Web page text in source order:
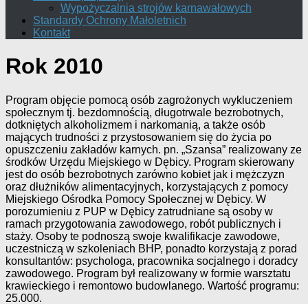
Wypożyczalnia strojów karnawałowych
Standardy Ochrony Małoletnich
Kontakt
Rok 2010
Program objęcie pomocą osób zagrożonych wykluczeniem
społecznym tj. bezdomnością, długotrwale bezrobotnych,
dotkniętych alkoholizmem i narkomanią, a także osób
mających trudności z przystosowaniem się do życia po
opuszczeniu zakładów karnych. pn. „Szansa” realizowany ze
środków Urzędu Miejskiego w Dębicy. Program skierowany
jest do osób bezrobotnych zarówno kobiet jak i mężczyzn
oraz dłużników alimentacyjnych, korzystających z pomocy
Miejskiego Ośrodka Pomocy Społecznej w Dębicy. W
porozumieniu z PUP w Dębicy zatrudniane są osoby w
ramach przygotowania zawodowego, robót publicznych i
staży. Osoby te podnoszą swoje kwalifikacje zawodowe,
uczestniczą w szkoleniach BHP, ponadto korzystają z porad
konsultantów: psychologa, pracownika socjalnego i doradcy
zawodowego. Program był realizowany w formie warsztatu
krawieckiego i remontowo budowlanego. Wartość programu:
25.000.